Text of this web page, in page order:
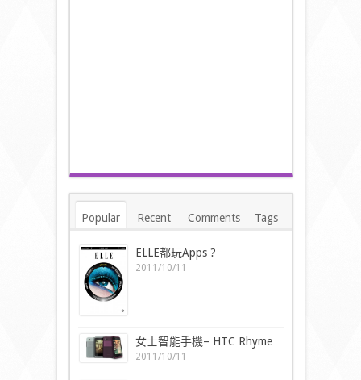
Popular Recent Comments Tags
ELLE都玩Apps ?
2011/10/11
女士智能手機– HTC Rhyme
2011/10/11